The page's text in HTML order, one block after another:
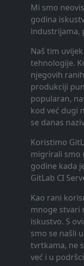
Mi smo
godina
industrijama,
Naš tim
tehnologije.
njegovih
produkciji
popularan,
kod već dugi
se danas
Koristimo
migrirali smo
godine kada
GitLab CI
Kao rani
mnoge stvari
iskustvo. S
smo se našli
tvrtkama, ne
već i u